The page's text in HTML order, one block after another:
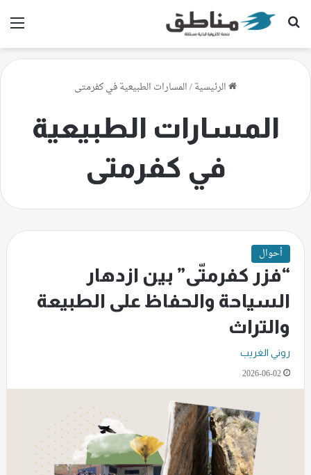
بحث عن
الرئيسية/المسارات الطبيعية في كفرمتى
المسارات الطبيعية
في كفرمتى
أحوال
“فزر كفرمتّى” بين ازدهار
السياحة والحفاظ على الطبيعة
والتراث
روني الغريب
2026-06-02